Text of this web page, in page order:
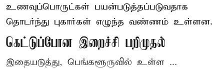
உணவுப்பொருட்கள் பயன்படுத்தப்படுவதாக
தொடர்ந்து புகார்கள் எழுந்த வண்ணம் உள்ளன.
கெட்டுப்போன இறைச்சி பறிமுதல்
இதையடுத்து, பெங்களூருவில் உள்ள ...